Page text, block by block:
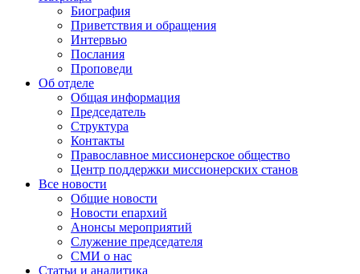
Биография
Приветствия и обращения
Интервью
Послания
Проповеди
Об отделе
Общая информация
Председатель
Структура
Контакты
Православное миссионерское общество
Центр поддержки миссионерских станов
Все новости
Общие новости
Новости епархий
Анонсы мероприятий
Служение председателя
СМИ о нас
Статьи и аналитика